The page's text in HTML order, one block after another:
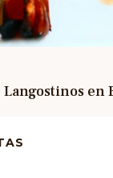
en